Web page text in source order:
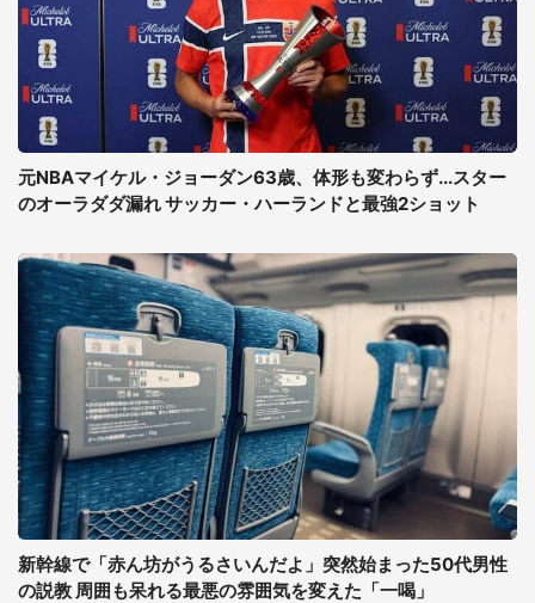
元NBAマイケル・ジョーダン63歳、体形も変わらず...スター
のオーラダダ漏れ サッカー・ハーランドと最強2ショット
新幹線で「赤ん坊がうるさいんだよ」突然始まった50代男性
の説教 周囲も呆れる最悪の雰囲気を変えた「一喝」